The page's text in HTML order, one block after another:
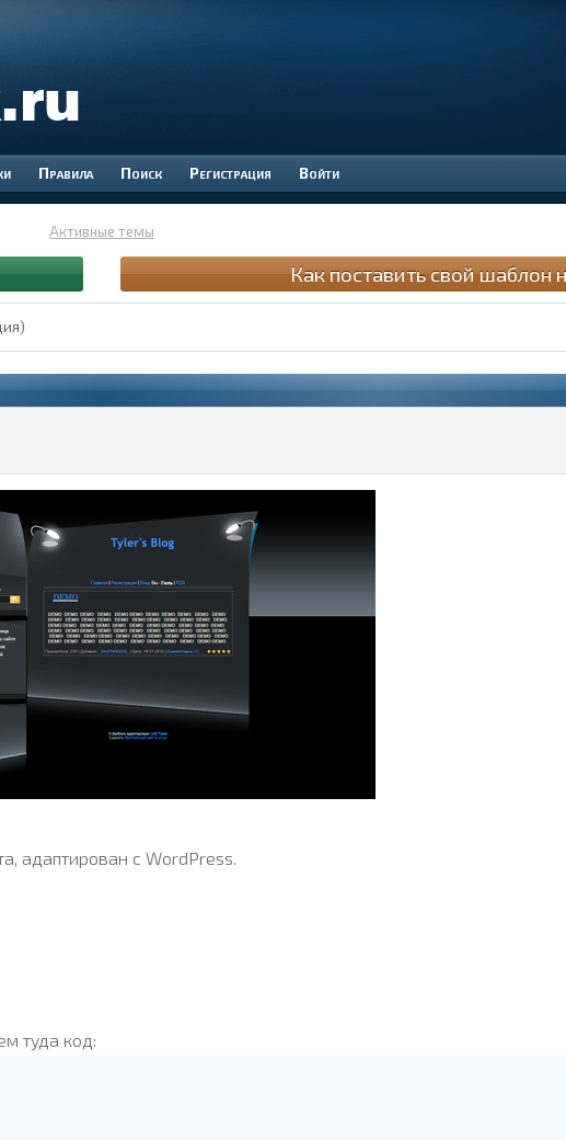
Правила Поиск Регистрация Войти
Активные темы
Как поставить свой шаблон
адаптирован с WordPress.
туда код: